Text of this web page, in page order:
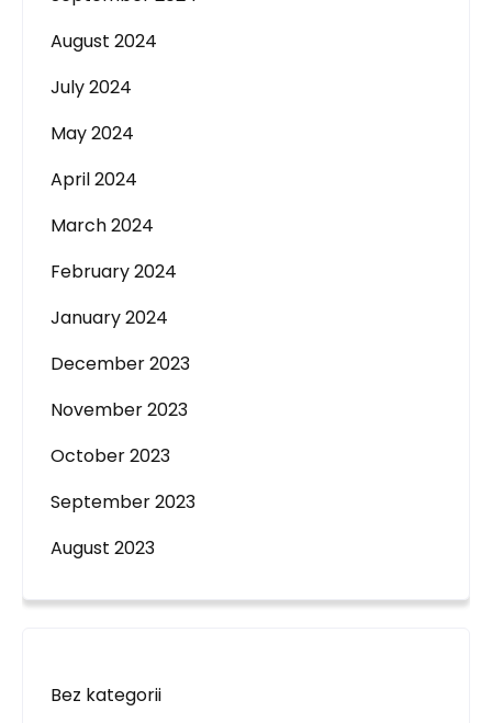
August 2024
July 2024
May 2024
April 2024
March 2024
February 2024
January 2024
December 2023
November 2023
October 2023
September 2023
August 2023
Bez kategorii